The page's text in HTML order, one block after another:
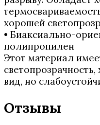
хорошей
• Биаксиально-
полипропилен
Этот материал
вид, но
Отзывы